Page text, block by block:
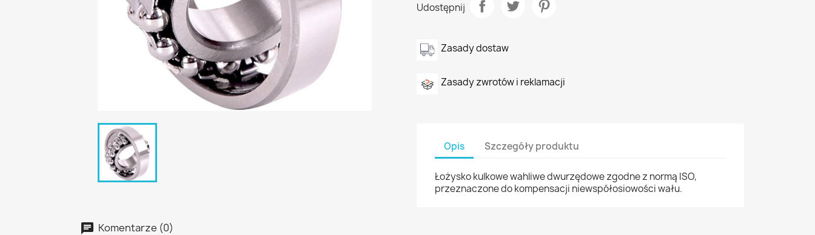
Udostępnij
Zasady dostaw
Zasady zwrotów i reklamacji
Opis Szczegóły produktu
Łożysko kulkowe wahliwe dwurzędowe zgodne z normą ISO,
przeznaczone do kompensacji niewspółosiowości wału.
Komentarze (0)